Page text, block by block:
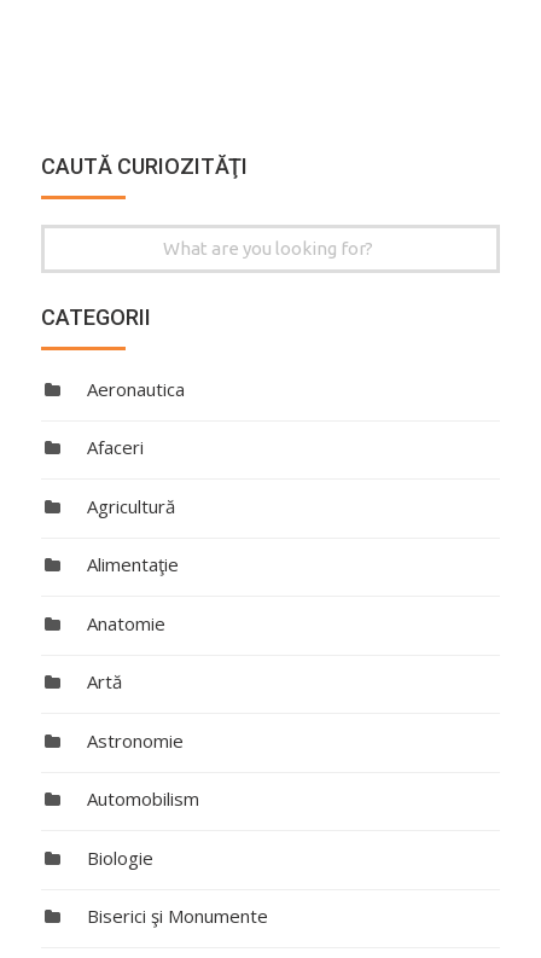
CAUTĂ CURIOZITĂŢI
for:
CATEGORII
Aeronautica
Afaceri
Agricultură
Alimentaţie
Anatomie
Artă
Astronomie
Automobilism
Biologie
Biserici şi Monumente